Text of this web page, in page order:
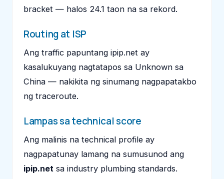
bracket — halos 24.1 taon na sa rekord.
Routing at ISP
Ang traffic papuntang ipip.net ay
kasalukuyang nagtatapos sa Unknown sa
China — nakikita ng sinumang nagpapatakbo
ng traceroute.
Lampas sa technical score
Ang malinis na technical profile ay
nagpapatunay lamang na sumusunod ang
ipip.net sa industry plumbing standards.